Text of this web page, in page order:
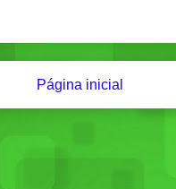
Página inicial